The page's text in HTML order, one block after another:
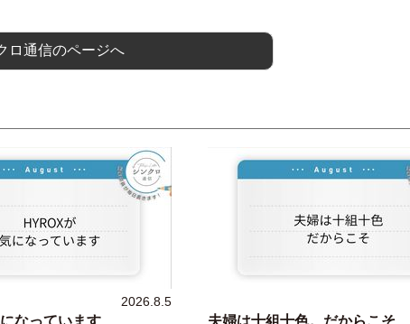
ロ通信のページへ
2026.8.5
なっています 夫婦は十組十色。だからこそ